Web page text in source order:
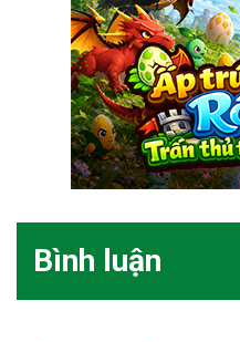
Bình luận